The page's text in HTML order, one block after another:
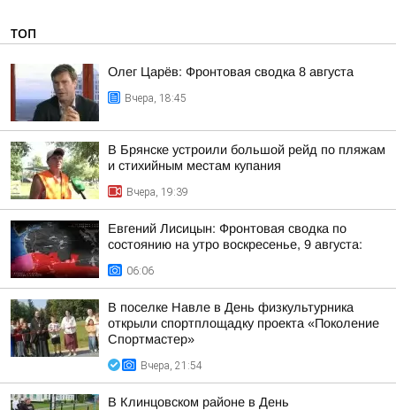
ТОП
Олег Царёв: Фронтовая сводка 8 августа
Вчера, 18:45
В Брянске устроили большой рейд по пляжам
и стихийным местам купания
Вчера, 19:39
Евгений Лисицын: Фронтовая сводка по
состоянию на утро воскресенье, 9 августа:
06:06
В поселке Навле в День физкультурника
открыли спортплощадку проекта «Поколение
Спортмастер»
Вчера, 21:54
В Клинцовском районе в День